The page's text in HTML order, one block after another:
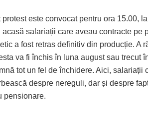
protest este convocat pentru ora 15.00,
acasă salariații care aveau contracte pe
a fost retras definitiv din producție. A
va fi închis în luna august sau trecut
tot un fel de închidere. Aici, salariații
despre nereguli, dar și despre
pensionare.